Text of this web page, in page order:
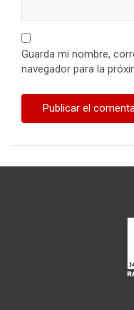
Guarda mi nombre,
navegador para la